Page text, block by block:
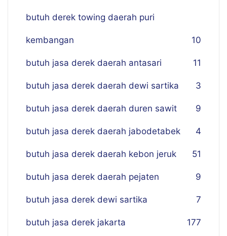
butuh derek towing daerah puri
kembangan 10
butuh jasa derek daerah antasari 11
butuh jasa derek daerah dewi sartika 3
butuh jasa derek daerah duren sawit 9
butuh jasa derek daerah jabodetabek 4
butuh jasa derek daerah kebon jeruk 51
butuh jasa derek daerah pejaten 9
butuh jasa derek dewi sartika 7
butuh jasa derek jakarta 177